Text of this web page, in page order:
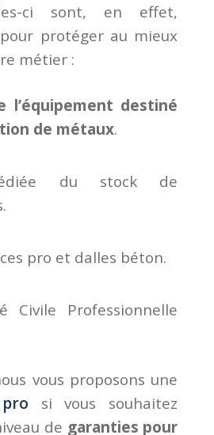
ci sont, en effet,
protéger au mieux
métier :
l’équipement destiné
de métaux.
du stock de
pro et dalles béton.
Civile Professionnelle
vous proposons une
si vous souhaitez
de garanties pour